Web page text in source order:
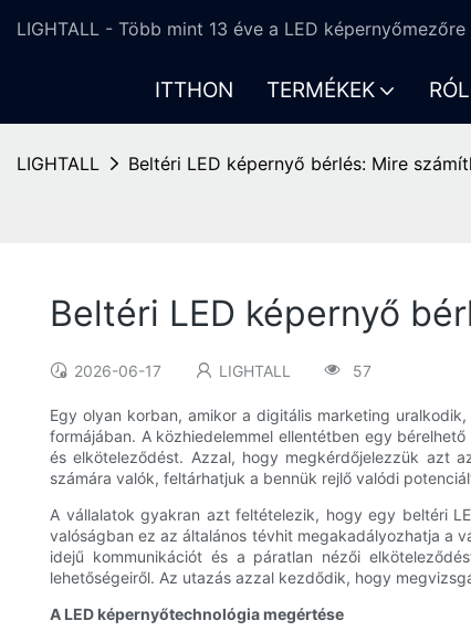
LIGHTALL - Több mint 13 éve a LED
ITTHON TERMÉKEK
LIGHTALL Beltéri LED képernyő bérlés: Mire
Beltéri LED képernyő
2026-06-17 LIGHTALL 57
Egy olyan korban, amikor a digitális marketing
formájában. A közhiedelemmel ellentétben egy
és elköteleződést. Azzal, hogy megkérdőjelezzük azt
számára valók, feltárhatjuk a bennük rejlő valódi
A vállalatok gyakran azt feltételezik, hogy egy beltéri
valóságban ez az általános tévhit megakadályozhatja a
idejű kommunikációt és a páratlan nézői
lehetőségeiről. Az utazás azzal kezdődik, hogy
A LED képernyőtechnológia megértése